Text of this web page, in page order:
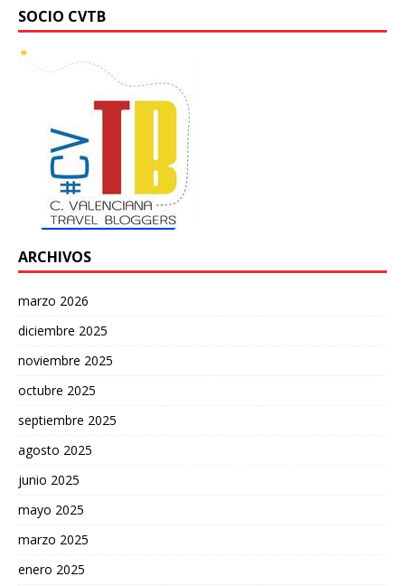
SOCIO CVTB
ARCHIVOS
marzo 2026
diciembre 2025
noviembre 2025
octubre 2025
septiembre 2025
agosto 2025
junio 2025
mayo 2025
marzo 2025
enero 2025